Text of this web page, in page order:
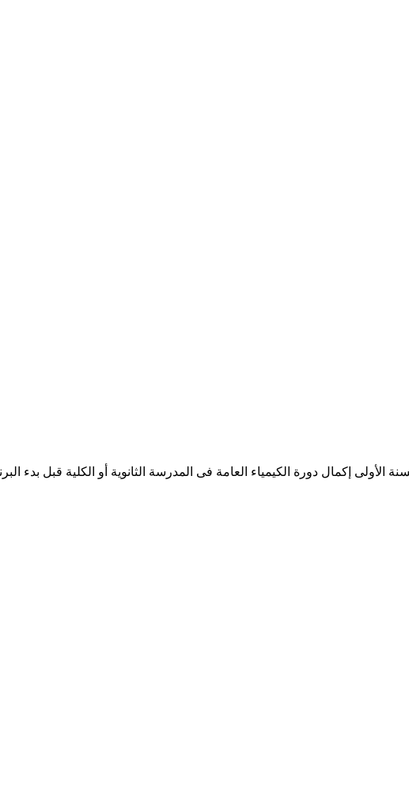
إكمال دورة الكيمياء العامة فى المدرسة الثانوية أو الكلية قبل بدء